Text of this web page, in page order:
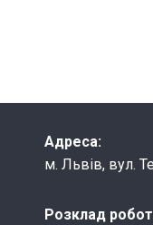
Адреса:
м. Львів, вул.
Розклад